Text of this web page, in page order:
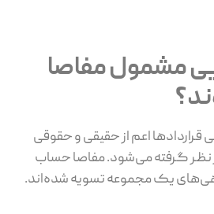
مشمول مفاصا
قراردادها اعم از حقیقی و حقوقی
گرفته می‌شود. مفاصا حساب
یک مجموعه تسویه شده‌اند.